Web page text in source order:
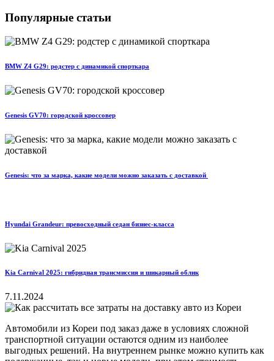
Популярные статьи
BMW Z4 G29: родстер с динамикой спорткара
Genesis GV70: городской кроссовер
Genesis: что за марка, какие модели можно заказать с доставкой
Hyundai Grandeur: превосходный седан бизнес-класса
Kia Carnival 2025: гибридная трансмиссия и шикарный облик
7.11.2024
Автомобили из Кореи под заказ даже в условиях сложной
транспортной ситуации остаются одним из наиболее
выгодных решений. На внутреннем рынке можно купить как